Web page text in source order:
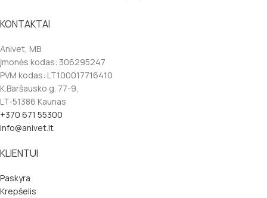
KONTAKTAI
Anivet, MB
Įmonės kodas: 306295247
PVM kodas: LT100017716410
K.Baršausko g. 77-9,
LT-51386 Kaunas
+370 671 55300
info@anivet.lt
KLIENTUI
Paskyra
Krepšelis